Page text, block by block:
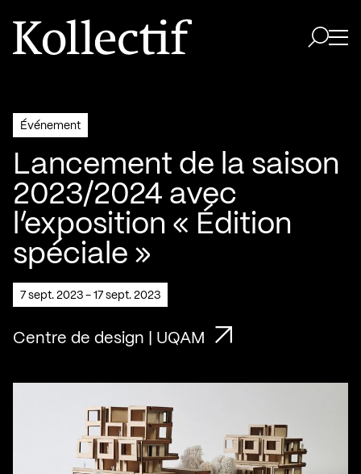
Aller à la page d'accueil
Logo Kollectif
Événement
Lancement de la saison
2023/2024 avec
l’exposition « Édition
spéciale »
7 sept. 2023 - 17 sept. 2023
Centre de design | UQAM